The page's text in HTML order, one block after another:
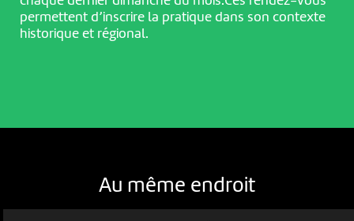
permettent d’inscrire la pratique dans son contexte
historique et régional.
Au même endroit